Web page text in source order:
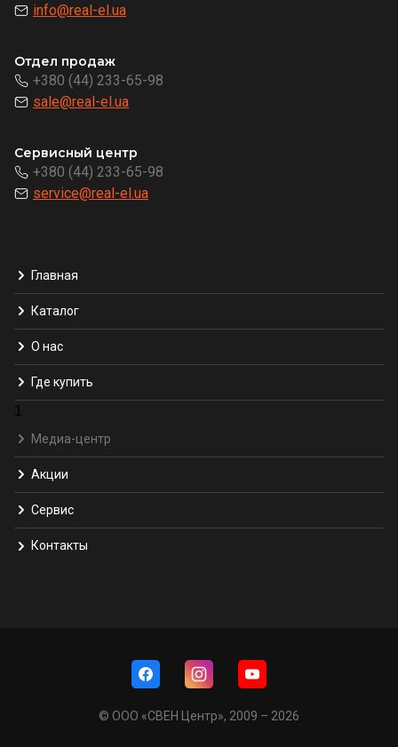
info@real-el.ua
Отдел продаж
+380 (44) 233-65-98
sale@real-el.ua
Сервисный центр
+380 (44) 233-65-98
service@real-el.ua
Главная
Каталог
О нас
Где купить
1
Медиа-центр
Акции
Сервис
Контакты
© ООО «СВЕН Центр», 2009 – 2026